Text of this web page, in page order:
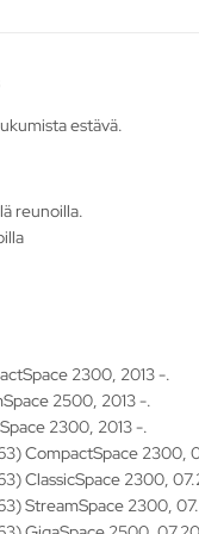
estävä.
reunoilla.
2300, 2013 -.
2500, 2013 -.
2300, 2013 -.
CompactSpace 2300,
ClassicSpace 2300,
StreamSpace 2300,